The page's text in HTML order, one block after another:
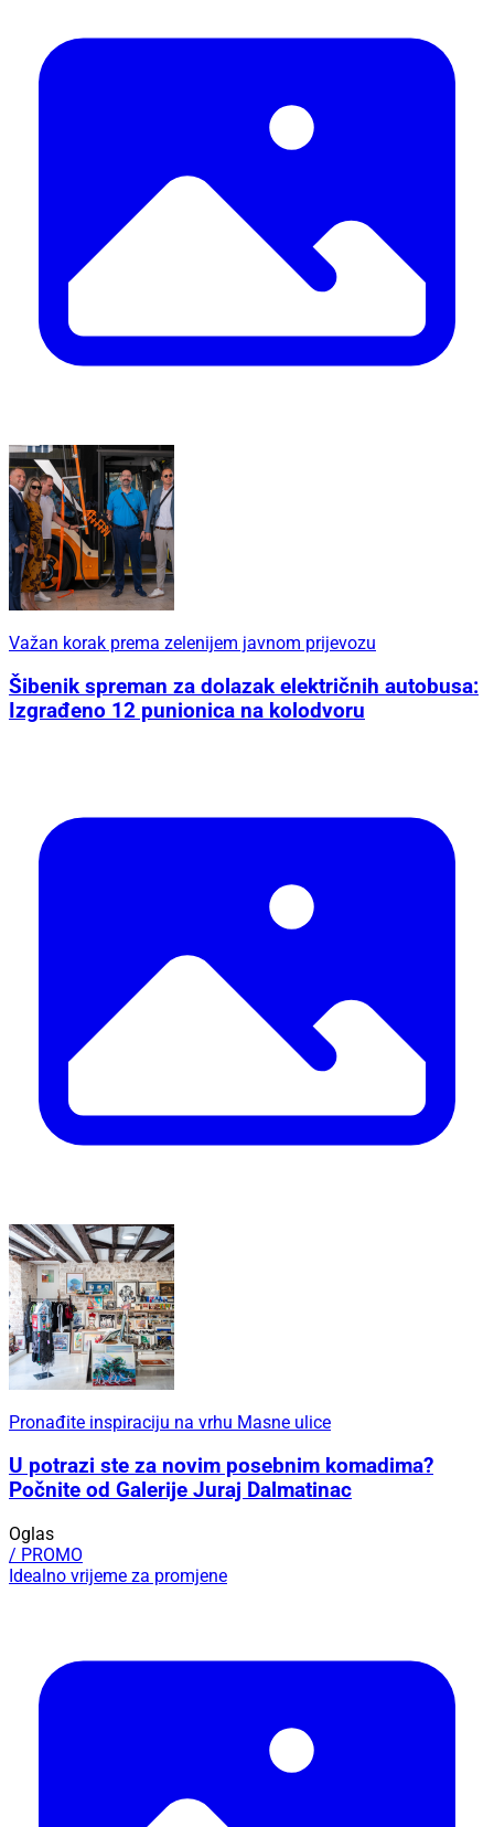
Važan korak prema zelenijem javnom prijevozu
Šibenik spreman za dolazak električnih autobusa:
Izgrađeno 12 punionica na kolodvoru
Pronađite inspiraciju na vrhu Masne ulice
U potrazi ste za novim posebnim komadima?
Počnite od Galerije Juraj Dalmatinac
Oglas
/ PROMO
Idealno vrijeme za promjene